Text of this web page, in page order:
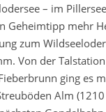
– im
Geheimtipp mehr
zum
Von der Talstation
ging es
Alm